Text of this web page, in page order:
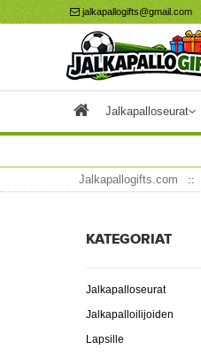
jalkapallogifts@gmail.com
Jalkapalloseurat
Jalkapallogifts.com
KATEGORIAT
Jalkapalloseurat
Jalkapalloilijoiden
Lapsille